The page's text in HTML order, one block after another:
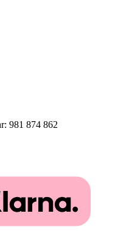
981 874 862